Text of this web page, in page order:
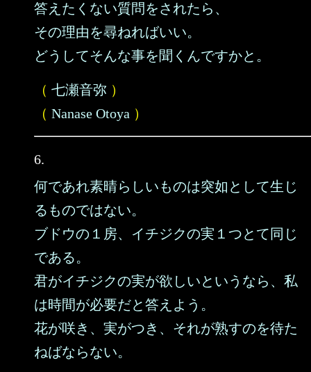
答えたくない質問をされたら、
その理由を尋ねればいい。
どうしてそんな事を聞くんですかと。
（ 七瀬音弥 ）
（ Nanase Otoya ）
6.
何であれ素晴らしいものは突如として生じ
るものではない。
ブドウの１房、イチジクの実１つとて同じ
である。
君がイチジクの実が欲しいというなら、私
は時間が必要だと答えよう。
花が咲き、実がつき、それが熟すのを待た
ねばならない。